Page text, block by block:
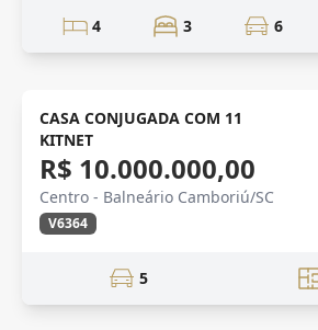
4 3 6
CASA CONJUGADA COM 11
KITNET
R$ 10.000.000,00
Centro - Balneário Camboriú/SC
V6364
5